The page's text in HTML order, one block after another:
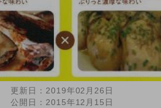
更新日： 2019年02月26日
公開日： 2015年12月15日